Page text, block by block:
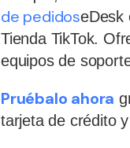
de pedidoseDesk
Tienda TikTok.
equipos de
Pruébalo ahora
tarjeta de crédito